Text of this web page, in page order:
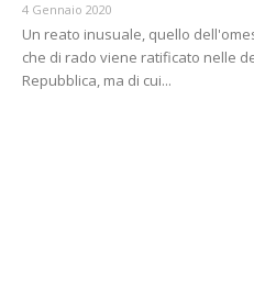
4 Gennaio 2020
Un reato inusuale, quello
che di rado viene ratificato nelle
Repubblica, ma di cui...